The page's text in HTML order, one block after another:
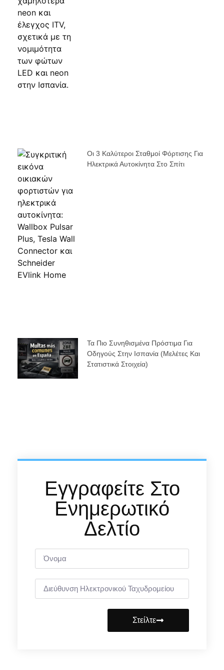
Οι 3 Καλύτεροι Σταθμοί Φόρτισης Για
Ηλεκτρικά Αυτοκίνητα Στο Σπίτι
Τα Πιο Συνηθισμένα Πρόστιμα Για
Οδηγούς Στην Ισπανία (μελέτες Και
Στατιστικά Στοιχεία)
Εγγραφείτε Στο
Ενημερωτικό
Δελτίο
Στείλτε